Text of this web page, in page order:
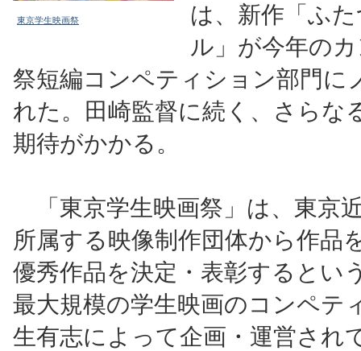
東京学生映画祭
は、新作「ふ
ル」が今年の
祭短編コンペティション部門に
れた。田崎監督に続く、さらな
期待がかかる。
「東京学生映画祭」は、東京
所属する映像制作団体から作品
優秀作品を決定・表彰するとい
最大規模の学生映画のコンペテ
生有志によって企画・運営され